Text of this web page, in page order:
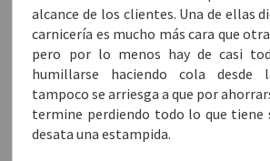
alcance de los clientes. Una de ellas
carnicería es mucho más cara que
pero por lo menos hay de casi
humillarse haciendo cola desde
tampoco se arriesga a que por
termine perdiendo todo lo que tiene
desata una estampida.